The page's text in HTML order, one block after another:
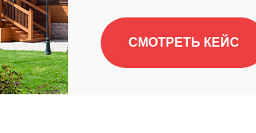
СМОТРЕТЬ КЕЙС